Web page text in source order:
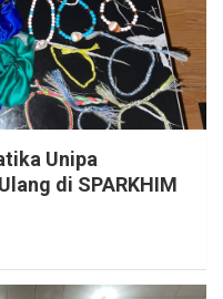
Unipa
di SPARKHIM